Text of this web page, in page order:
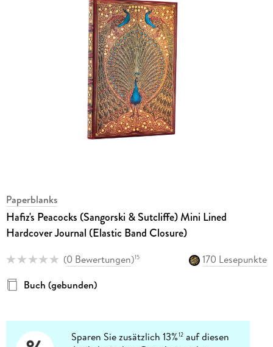
Paperblanks
Hafiz's Peacocks (Sangorski & Sutcliffe) Mini Lined
Hardcover Journal (Elastic Band Closure)
(0 Bewertungen)15
170 Lesepunkte
Buch (gebunden)
Sparen Sie zusätzlich 13%12 auf diesen